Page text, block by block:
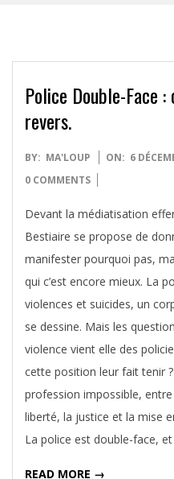
Police Double-Face
revers.
2014-
12-
BY: MA'LOUP ON: 6
0 COMMENTS
Devant la médiatisation
Bestiaire se propose de
manifester pourquoi pas,
qui c’est encore mieux. La
violences et suicides, un
se dessine. Mais les
violence vient elle des
cette position leur fait tenir
profession impossible,
liberté, la justice et la mise
La police est double-face,
READ MORE →